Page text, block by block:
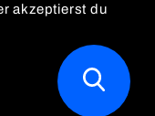
akzeptierst du